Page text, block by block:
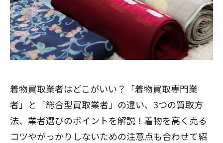
着物買取業者はどこがいい？「着物買取専門業
者」と「総合型買取業者」の違い、3つの買取方
法、業者選びのポイントを解説！着物を高く売る
コツやがっかりしないための注意点も合わせて紹